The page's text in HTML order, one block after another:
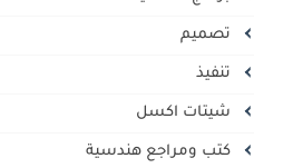
تصميم
تنفيذ
شيتات اكسل
كتب ومراجع هندسية